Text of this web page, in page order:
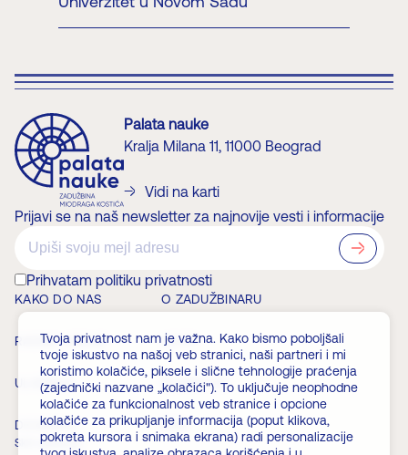
Palata nauke
Kralja Milana 11, 11000 Beograd
Vidi na karti
Prijavi se na naš newsletter za najnovije vesti i informacije
Prihvatam politiku privatnosti
KAKO DO NAS O ZADUŽBINARU
RADNO VREME VESTI
ULAZNICE ČLANSTVO
DOGAĐAJI FAQ
Skini aplikaciju
Tvoja privatnost nam je važna. Kako bismo poboljšali
tvoje iskustvo na našoj veb stranici, naši partneri i mi
koristimo kolačiće, piksele i slične tehnologije praćenja
(zajednički nazvane „kolačići"). To uključuje neophodne
kolačiće za funkcionalnost veb stranice i opcione
kolačiće za prikupljanje informacija (poput klikova,
pokreta kursora i snimaka ekrana) radi personalizacije